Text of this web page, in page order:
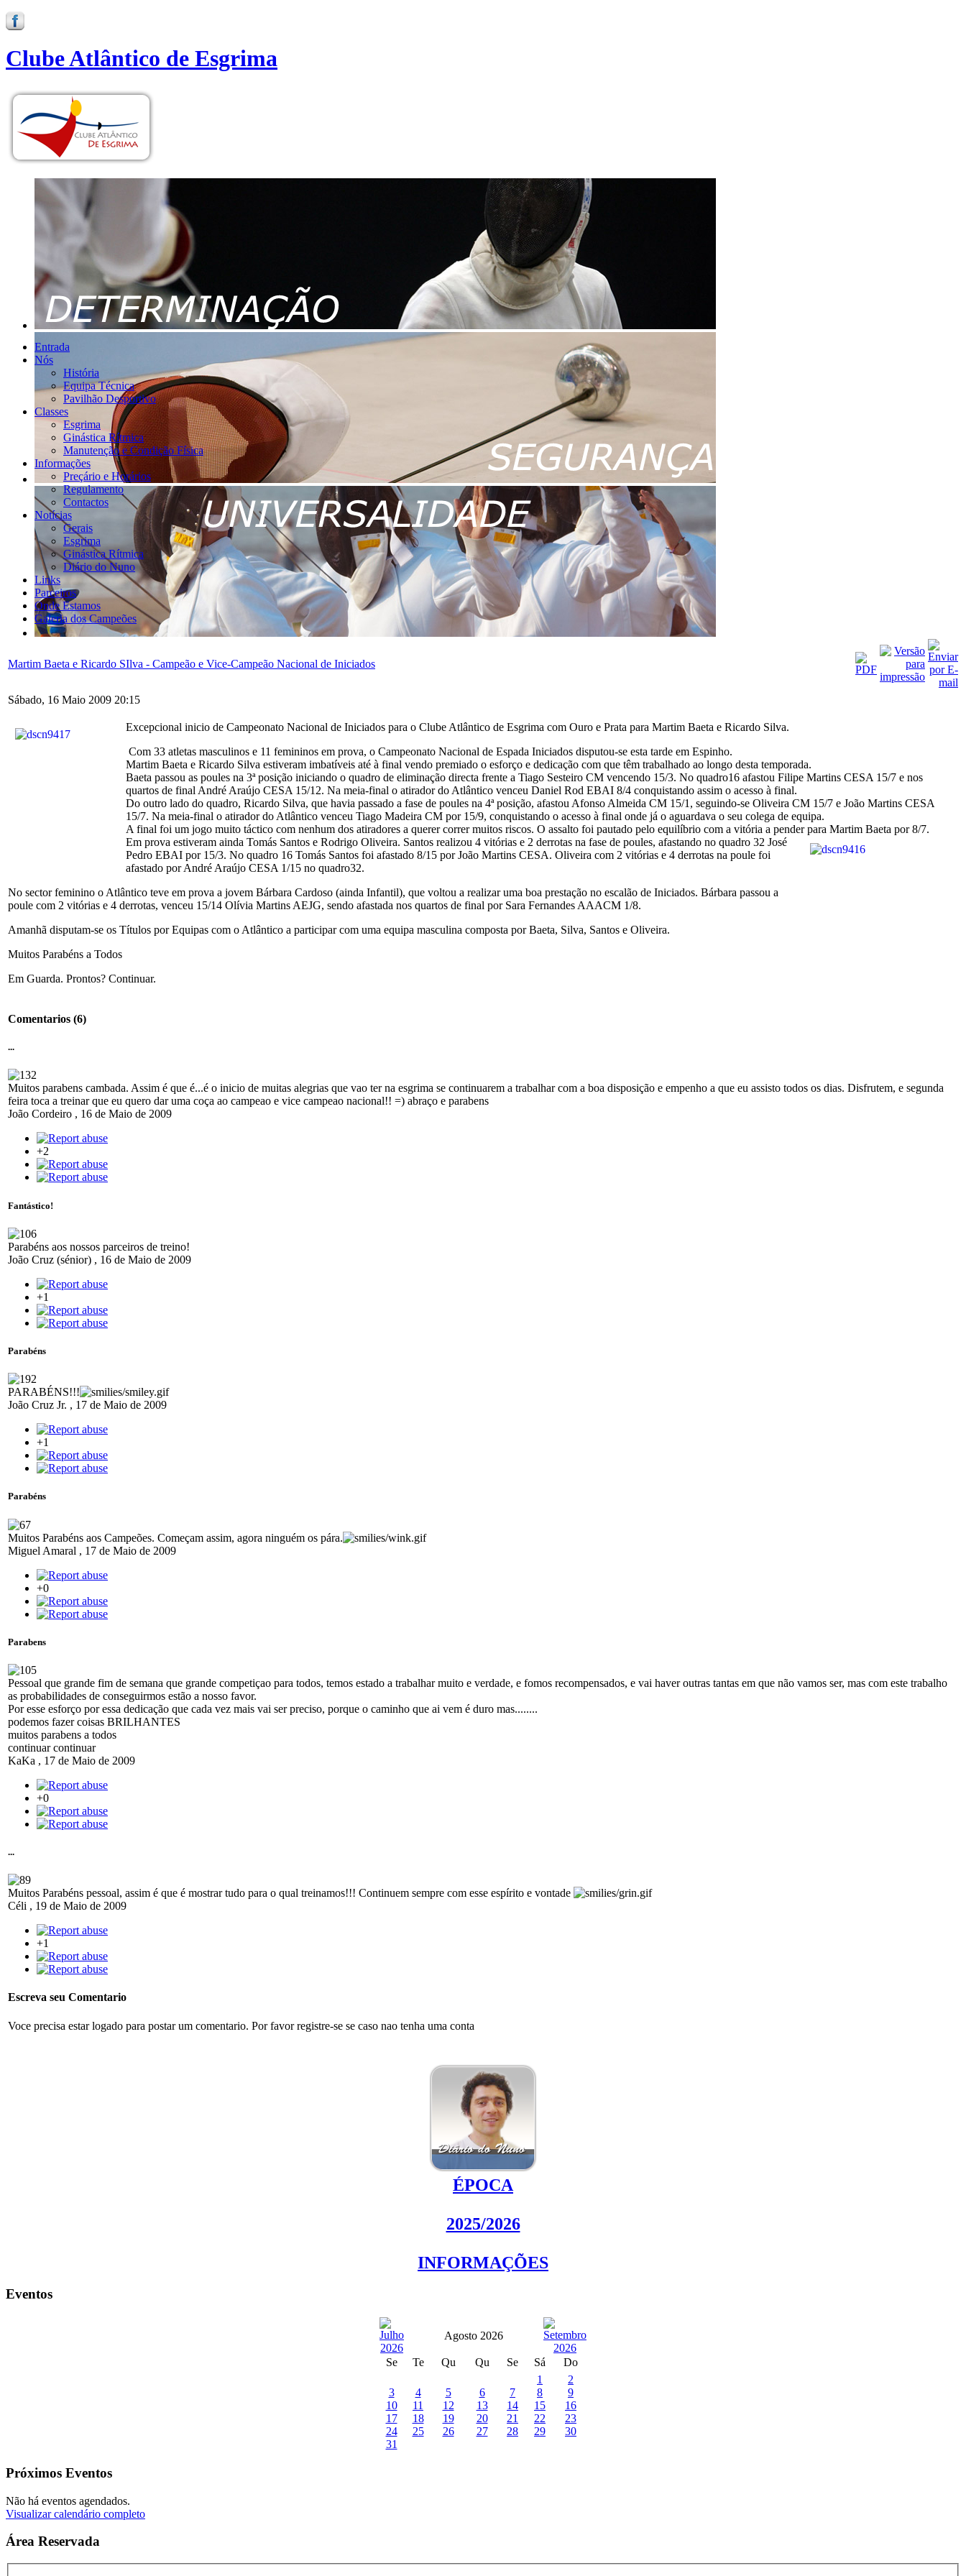
Clube Atlântico de Esgrima
Entrada
Nós
História
Equipa Técnica
Pavilhão Desportivo
Classes
Esgrima
Ginástica Rítmica
Manutenção e Condição Física
Informações
Preçário e Horários
Regulamento
Contactos
Notícias
Gerais
Esgrima
Ginástica Rítmica
Diário do Nuno
Links
Parceiros
Onde Estamos
Galeria dos Campeões
Martim Baeta e Ricardo SIlva - Campeão e Vice-Campeão Nacional de Iniciados
Sábado, 16 Maio 2009 20:15
Excepcional inicio de Campeonato Nacional de Iniciados para o Clube Atlântico de Esgrima com Ouro e Prata para Martim Baeta e Ricardo Silva.
Com 33 atletas masculinos e 11 femininos em prova, o Campeonato Nacional de Espada Iniciados disputou-se esta tarde em Espinho.
Martim Baeta e Ricardo Silva estiveram imbatíveis até à final vendo premiado o esforço e dedicação com que têm trabalhado ao longo desta temporada.
Baeta passou as poules na 3ª posição iniciando o quadro de eliminação directa frente a Tiago Sesteiro CM vencendo 15/3. No quadro16 afastou Filipe Martins CESA 15/7 e nos
quartos de final André Araújo CESA 15/12. Na meia-final o atirador do Atlântico venceu Daniel Rod EBAI 8/4 conquistando assim o acesso à final.
Do outro lado do quadro, Ricardo Silva, que havia passado a fase de poules na 4ª posição, afastou Afonso Almeida CM 15/1, seguindo-se Oliveira CM 15/7 e João Martins CESA
15/7. Na meia-final o atirador do Atlântico venceu Tiago Madeira CM por 15/9, conquistando o acesso à final onde já o aguardava o seu colega de equipa.
A final foi um jogo muito táctico com nenhum dos atiradores a querer correr muitos riscos. O assalto foi pautado pelo equilíbrio com a vitória a pender para Martim Baeta por 8/7.
Em prova estiveram ainda Tomás Santos e Rodrigo Oliveira. Santos realizou 4 vitórias e 2 derrotas na fase de poules, afastando no quadro 32 José
Pedro EBAI por 15/3. No quadro 16 Tomás Santos foi afastado 8/15 por João Martins CESA. Oliveira com 2 vitórias e 4 derrotas na poule foi
afastado por André Araújo CESA 1/15 no quadro32.
No sector feminino o Atlântico teve em prova a jovem Bárbara Cardoso (ainda Infantil), que voltou a realizar uma boa prestação no escalão de Iniciados. Bárbara passou a
poule com 2 vitórias e 4 derrotas, venceu 15/14 Olívia Martins AEJG, sendo afastada nos quartos de final por Sara Fernandes AAACM 1/8.
Amanhã disputam-se os Títulos por Equipas com o Atlântico a participar com uma equipa masculina composta por Baeta, Silva, Santos e Oliveira.
Muitos Parabéns a Todos
Em Guarda. Prontos? Continuar.
Comentarios (6)
...
Muitos parabens cambada. Assim é que é...é o inicio de muitas alegrias que vao ter na esgrima se continuarem a trabalhar com a boa disposição e empenho a que eu assisto todos os dias. Disfrutem, e segunda
feira toca a treinar que eu quero dar uma coça ao campeao e vice campeao nacional!! =) abraço e parabens
João Cordeiro , 16 de Maio de 2009
+2
Fantástico!
Parabéns aos nossos parceiros de treino!
João Cruz (sénior) , 16 de Maio de 2009
+1
Parabéns
PARABÉNS!!!
João Cruz Jr. , 17 de Maio de 2009
+1
Parabéns
Muitos Parabéns aos Campeões. Começam assim, agora ninguém os pára.
Miguel Amaral , 17 de Maio de 2009
+0
Parabens
Pessoal que grande fim de semana que grande competiçao para todos, temos estado a trabalhar muito e verdade, e fomos recompensados, e vai haver outras tantas em que não vamos ser, mas com este trabalho
as probabilidades de conseguirmos estão a nosso favor.
Por esse esforço por essa dedicação que cada vez mais vai ser preciso, porque o caminho que ai vem é duro mas........
podemos fazer coisas BRILHANTES
muitos parabens a todos
continuar continuar
KaKa , 17 de Maio de 2009
+0
...
Muitos Parabéns pessoal, assim é que é mostrar tudo para o qual treinamos!!! Continuem sempre com esse espírito e vontade
Céli , 19 de Maio de 2009
+1
Escreva seu Comentario
Voce precisa estar logado para postar um comentario. Por favor registre-se se caso nao tenha uma conta
ÉPOCA
2025/2026
INFORMAÇÕES
Eventos
Agosto 2026
Se Te Qu Qu Se Sá
Do
1
2
3
4 5 6 7 8
9
10
11 12 13 14 15
16
17
18 19 20 21 22
23
24
25 26 27 28 29
30
31
Próximos Eventos
Não há eventos agendados.
Visualizar calendário completo
Área Reservada